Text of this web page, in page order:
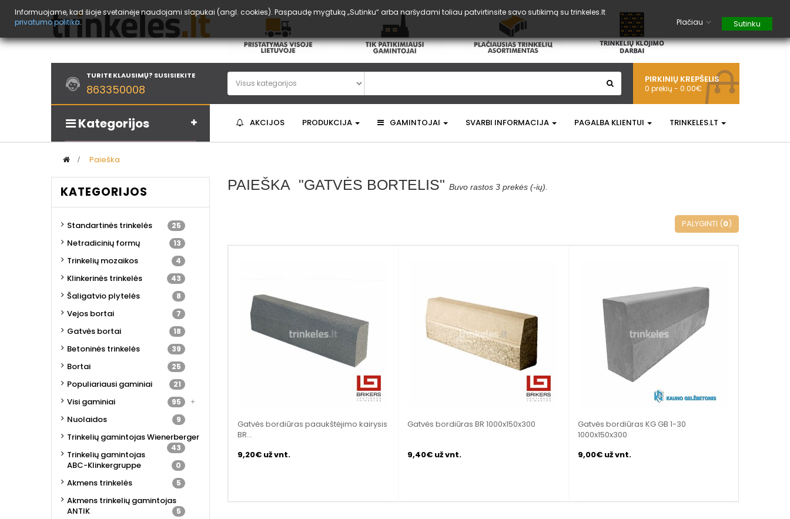
TURITE KLAUSIMŲ? SUSISIEKITE
863350008
PIRKINIŲ KREPŠELIS
0 prekių - 0.00€
Kategorijos AKCIJOS PRODUKCIJA GAMINTOJAI SVARBI INFORMACIJA PAGALBA KLIENTUI TRINKELES.LT
> Paieška
KATEGORIJOS
Standartinės trinkelės 25
Netradicinių formų 13
Trinkelių mozaikos 4
Klinkerinės trinkelės 43
Šaligatvio plytelės 8
Vejos bortai 7
Gatvės bortai 18
Betoninės trinkelės 39
Bortai 25
Populiariausi gaminiai 21
Visi gaminiai 95
Nuolaidos 9
Trinkelių gamintojas Wienerberger
43
Trinkelių gamintojas
ABC-Klinkergruppe
0
Akmens trinkelės 5
Akmens trinkelių gamintojas
ANTIK
5
PAIEŠKA "GATVĖS BORTELIS" Buvo rastos 3 prekės (-ių).
PALYGINTI (0)
Gatvės bordiūras paaukštėjimo kairysis
BR...
9,20€ už vnt.
Gatvės bordiūras BR 1000x150x300
9,40€ už vnt.
Gatvės bordiūras KG GB 1-30
1000x150x300
9,00€ už vnt.
Informuojame, kad šioje svetainėje naudojami slapukai (angl. cookies). Paspaudę mygtuką „Sutinku“ arba naršydami toliau patvirtinsite savo sutikimą su trinkeles.lt
privatumo politika. Plačiau Sutinku